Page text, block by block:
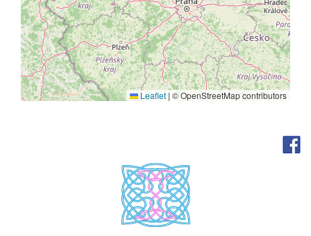
Leaflet | © OpenStreetMap contributors